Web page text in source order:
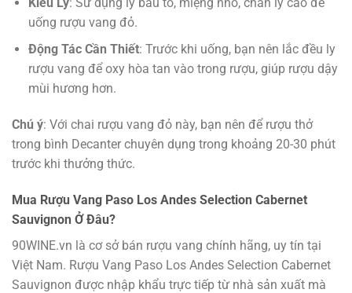
uống rượu vang đỏ.
Động Tác Cần Thiết: Trước khi uống, bạn nên lắc đều ly
rượu vang để oxy hòa tan vào trong rượu, giúp rượu dậy
mùi hương hơn.
Chú ý: Với chai rượu vang đỏ này, bạn nên để rượu thở
trong bình Decanter chuyên dụng trong khoảng 20-30 phút
trước khi thưởng thức.
Mua Rượu Vang Paso Los Andes Selection Cabernet
Sauvignon Ở Đâu?
90WINE.vn là cơ sở bán rượu vang chính hãng, uy tín tại
Việt Nam. Rượu Vang Paso Los Andes Selection Cabernet
Sauvignon được nhập khẩu trực tiếp từ nhà sản xuất mà